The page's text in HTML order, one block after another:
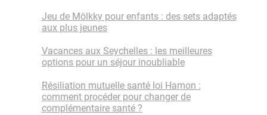
Jeu de Mölkky pour enfants : des sets adaptés
aux plus jeunes
Vacances aux Seychelles : les meilleures
options pour un séjour inoubliable
Résiliation mutuelle santé loi Hamon :
comment procéder pour changer de
complémentaire santé ?